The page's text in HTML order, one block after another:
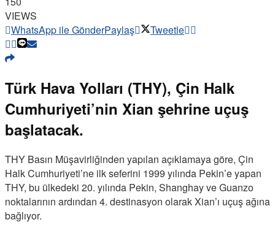
VIEWS
WhatsApp ile GönderPaylaş Tweetle
Türk Hava Yolları (THY), Çin Halk
Cumhuriyeti’nin Xian şehrine uçuş
başlatacak.
THY Basın Müşavirliğinden yapılan açıklamaya göre, Çin
Halk Cumhuriyeti’ne ilk seferini 1999 yılında Pekin’e yapan
THY, bu ülkedeki 20. yılında Pekin, Shanghay ve Guanzo
noktalarının ardından 4. destinasyon olarak Xian’ı uçuş ağına
bağlıyor.